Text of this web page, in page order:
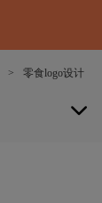
> 零食logo设计